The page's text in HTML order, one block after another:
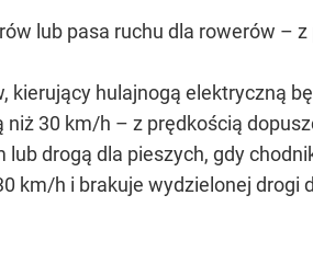
lub pasa ruchu dla rowerów –
hulajnogą elektryczną
30 km/h – z prędkością
drogą dla pieszych, gdy
km/h i brakuje wydzielonej drogi